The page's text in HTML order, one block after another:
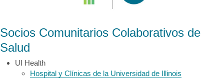
Socios Comunitarios Colaborativos de
Salud
UI Health
Hospital y Clínicas de la Universidad de Illinois